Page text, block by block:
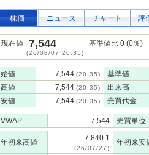
株価 ニュース チャート 評
現在値 7,544
(26/08/07 20:35)
基準値比 0 (0％)
始値 7,544 (20:35)
基準値
高値
7,544 (20:35)
出来高
安値
7,544 (20:35) 売買代金
VWAP 7,544 売買単位
年初来高値 7,840.1
(26/07/27)
年初来安